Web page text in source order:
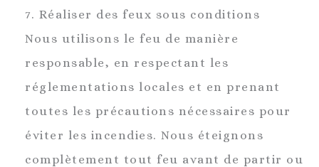
7. Réaliser des feux sous conditions
Nous utilisons le feu de manière
responsable, en respectant les
réglementations locales et en prenant
toutes les précautions nécessaires pour
éviter les incendies. Nous éteignons
complètement tout feu avant de partir ou